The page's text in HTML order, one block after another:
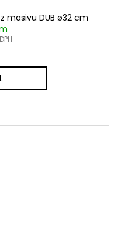
masivu DUB ø32 cm